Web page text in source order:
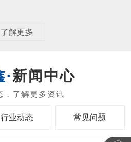
了解更多
新闻中心
行业动态 常见问题